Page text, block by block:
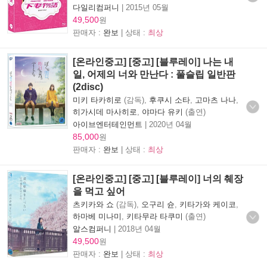
다일리컴퍼니 | 2015년 05월
49,500원
판매자 : 완보 | 상태 : 최상
[온라인중고] [중고] [블루레이] 나는 내
일, 어제의 너와 만난다 : 풀슬립 일반판
(2disc)
미키 타카히로 (감독), 후쿠시 소타 고마츠 나나
히가시데 마사히로
야마다 유키 (출연)
아이브엔터테인먼트 | 2020년 04월
85,000원
판매자 : 완보 | 상태 : 최상
[온라인중고] [중고] [블루레이] 너의 췌장
을 먹고 싶어
츠키카와 쇼 (감독), 오구리 슌 키타가와 케이코
하마베 미나미
키타무라 타쿠미 (출연)
알스컴퍼니 | 2018년 04월
49,500원
판매자 : 완보 | 상태 : 최상